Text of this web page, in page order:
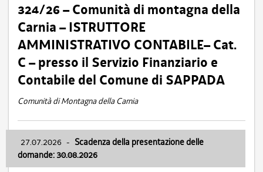
324/26 – Comunità di montagna della
Carnia – ISTRUTTORE
AMMINISTRATIVO CONTABILE– Cat.
C – presso il Servizio Finanziario e
Contabile del Comune di SAPPADA
Comunità di Montagna della Carnia
27.07.2026 - Scadenza della presentazione delle
domande: 30.08.2026